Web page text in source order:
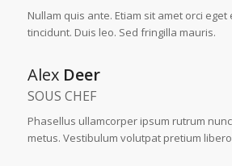
Nullam quis ante. Etiam sit amet orci
tincidunt. Duis leo. Sed fringilla mauris.
Alex Deer
SOUS CHEF
Phasellus ullamcorper ipsum rutrum
metus. Vestibulum volutpat pretium